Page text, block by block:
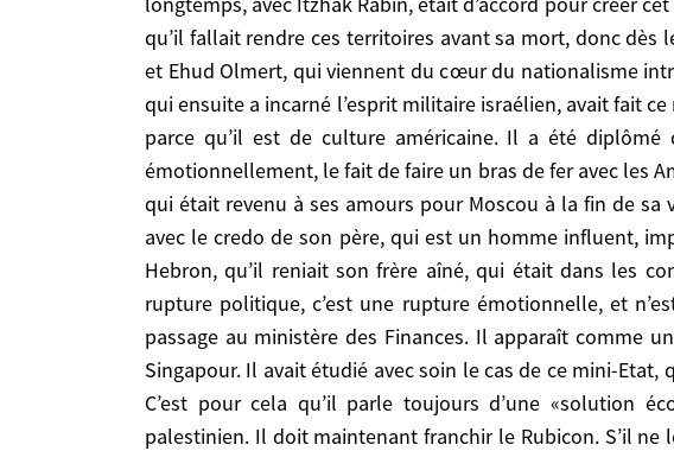
qu’il fallait rendre ces territoires avant sa mort, donc dès
et Ehud Olmert, qui viennent du cœur du nationalisme
qui ensuite a incarné l’esprit militaire israélien, avait fait
parce qu’il est de culture américaine. Il a été
émotionnellement, le fait de faire un bras de fer avec les
qui était revenu à ses amours pour Moscou à la fin de
avec le credo de son père, qui est un homme influent,
Hebron, qu’il reniait son frère aîné, qui était dans les
rupture politique, c’est une rupture émotionnelle, et
passage au ministère des Finances. Il apparaît comme
Singapour. Il avait étudié avec soin le cas de ce mini-
C’est pour cela qu’il parle toujours d’une «solution
palestinien. Il doit maintenant franchir le Rubicon. S’il ne
beaucoup plus encore qu’une rupture politique, c’est une
Israël pour son passage au ministère des Finances. Il
par Singapour. Il avait étudié avec soin le cas de ce mini-Etat,
pour cela qu’il parle toujours d’une «solution économique»
maintenant franchir le Rubicon. S’il ne le franchit pas, il est
l’intransigeance vis-à-vis des Etats-Unis. C’est impensable. Ce
diaspora. Les finances israéliennes sont déjà entre les mains
ses heures l’hébreu, mais pas tant que ça. Et puis, j’ai
commence à dire les choses: c’est Rahm Emanuel. Le
américaine, qu’il ait servi dans l’armée israélienne le rend
parfois plus énergiquement qu’Obama lui-même, la création
du Proche-Orient nous parviennent des signaux positifs: du
manifestement avance; et de l’Iran, où on a vu l’ampleur du